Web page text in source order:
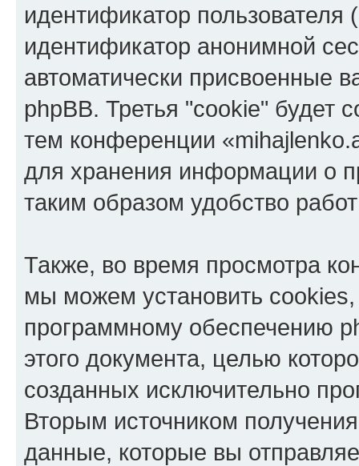
идентификатор
идентификатор анонимной
автоматически присвоенные
phpBB. Третья "cookie" будет
тем конференции
для хранения информации о
таким образом удобство
Также, во время просмотра
мы можем установить
программному обеспечению
этого документа, целью
созданных исключительно
Вторым источником
данные, которые вы